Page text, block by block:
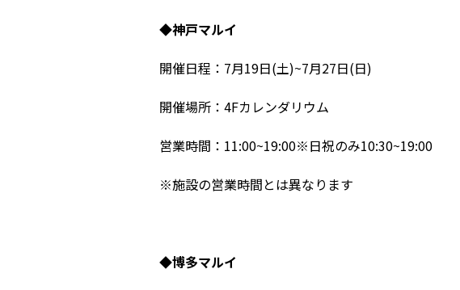
◆神戸マルイ
開催日程：7月19日(土)~7月27日(日)
開催場所：4Fカレンダリウム
営業時間：11:00~19:00※日祝のみ10:30~19:00
※施設の営業時間とは異なります
◆博多マルイ